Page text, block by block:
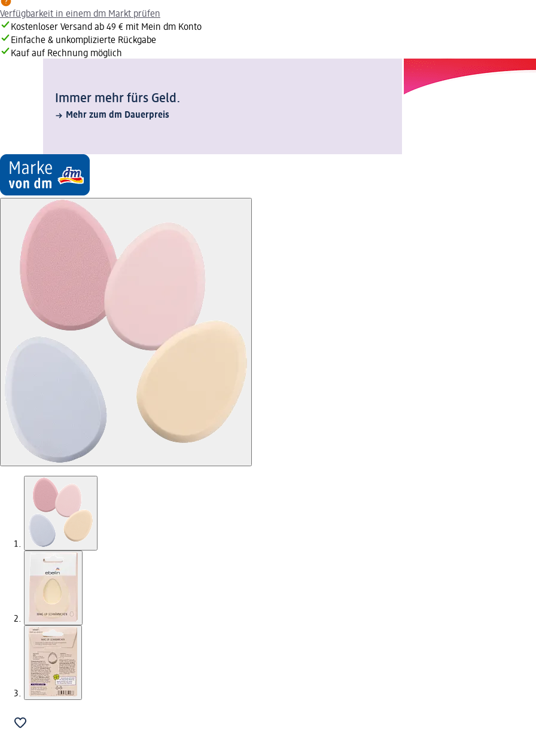
Verfügbarkeit in einem dm Markt prüfen
Kostenloser Versand ab 49 € mit Mein dm Konto
Einfache & unkomplizierte Rückgabe
Kauf auf Rechnung möglich
Immer mehr fürs Geld.
Mehr zum dm Dauerpreis